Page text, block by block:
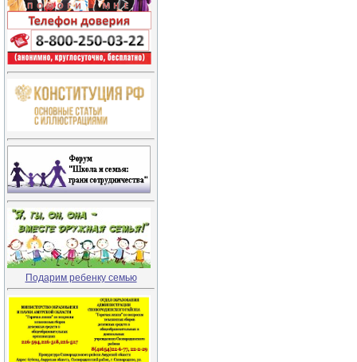
Подарим ребенку семью